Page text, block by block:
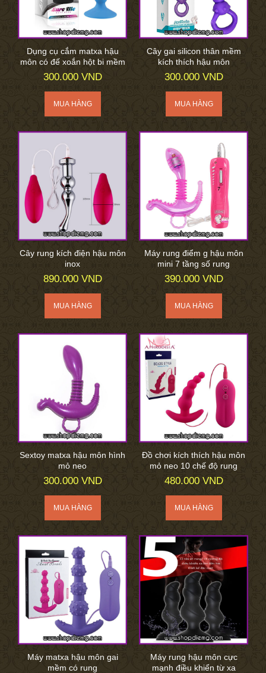
Dụng cụ cắm matxa hậu
môn có đế xoắn hột bi mềm
300.000 VND
Cây gai silicon thân mềm
kích thích hậu môn
300.000 VND
Cây rung kích điện hậu môn
inox
890.000 VND
Máy rung điểm g hậu môn
mini 7 tầng số rung
390.000 VND
Sextoy matxa hậu môn hình
mỏ neo
300.000 VND
Đồ chơi kích thích hậu môn
mỏ neo 10 chế độ rung
480.000 VND
Máy matxa hậu môn gai
mềm có rung
Máy rung hậu môn cực
mạnh điều khiển từ xa